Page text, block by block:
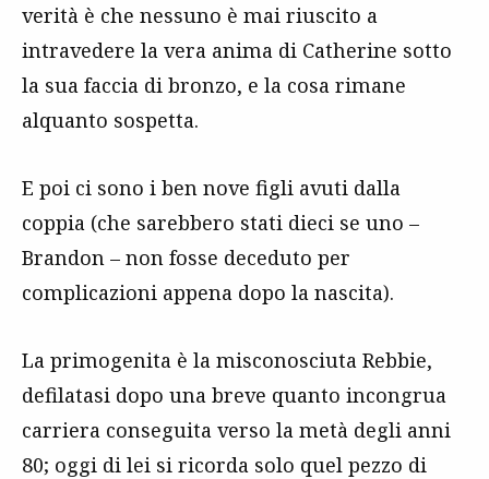
verità è che nessuno è mai riuscito a
intravedere la vera anima di Catherine sotto
la sua faccia di bronzo, e la cosa rimane
alquanto sospetta.
E poi ci sono i ben nove figli avuti dalla
coppia (che sarebbero stati dieci se uno –
Brandon – non fosse deceduto per
complicazioni appena dopo la nascita).
La primogenita è la misconosciuta Rebbie,
defilatasi dopo una breve quanto incongrua
carriera conseguita verso la metà degli anni
80; oggi di lei si ricorda solo quel pezzo di